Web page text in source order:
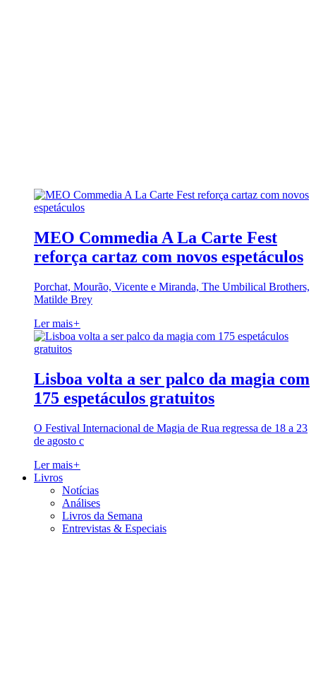
MEO Commedia A La Carte Fest
reforça cartaz com novos espetáculos
Porchat, Mourão, Vicente e Miranda, The Umbilical Brothers,
Matilde Brey
Ler mais+
Lisboa volta a ser palco da magia com
175 espetáculos gratuitos
O Festival Internacional de Magia de Rua regressa de 18 a 23
de agosto c
Ler mais+
Livros
Notícias
Análises
Livros da Semana
Entrevistas & Especiais